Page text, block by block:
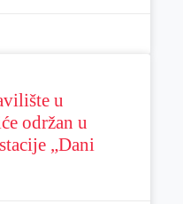
u
održan u
„Dani